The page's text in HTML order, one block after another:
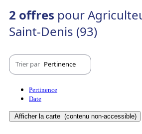
2 offres pour
Saint-Denis (93)
Trier par Pertinence
Pertinence
Date
Afficher la carte (contenu non-accessible)